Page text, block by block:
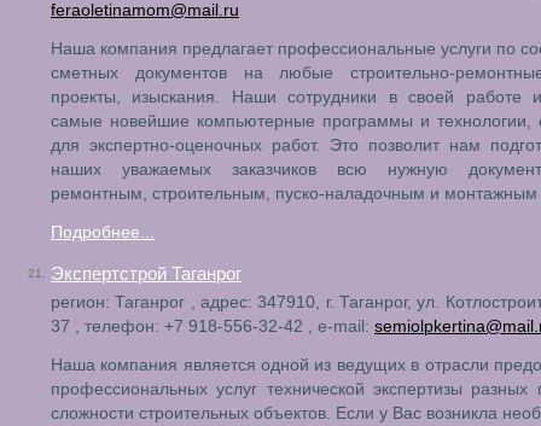
feraoletinamom@mail.ru
Наша компания предлагает профессиональные услуги по
сметных документов на любые строительно-
проекты, изыскания. Наши сотрудники в своей работе
самые новейшие компьютерные программы и технологии,
для экспертно-оценочных работ. Это позволит нам
наших уважаемых заказчиков всю нужную
ремонтным, строительным, пуско-наладочным и монтажным
Подробнее...
21. Экспертстрой Таганрог
регион: Таганрог , адрес: 347910, г. Таганрог, ул.
37 , телефон: +7 918-556-32-42 , e-mail:
Наша компания является одной из ведущих в отрасли
профессиональных услуг технической экспертизы
сложности строительных объектов. Если у Вас возникла